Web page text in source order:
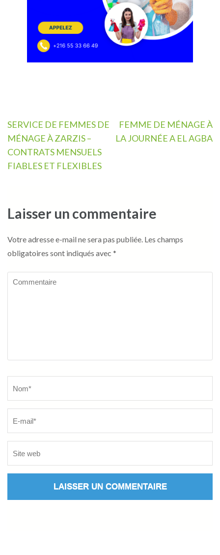
Navigation
de
l’article
SERVICE DE FEMMES DE
MÉNAGE À ZARZIS –
CONTRATS MENSUELS
FIABLES ET FLEXIBLES
FEMME DE MÉNAGE À
LA JOURNÉE A EL AGBA
Laisser un commentaire
Votre adresse e-mail ne sera pas publiée. Les champs
obligatoires sont indiqués avec *
Commentaire